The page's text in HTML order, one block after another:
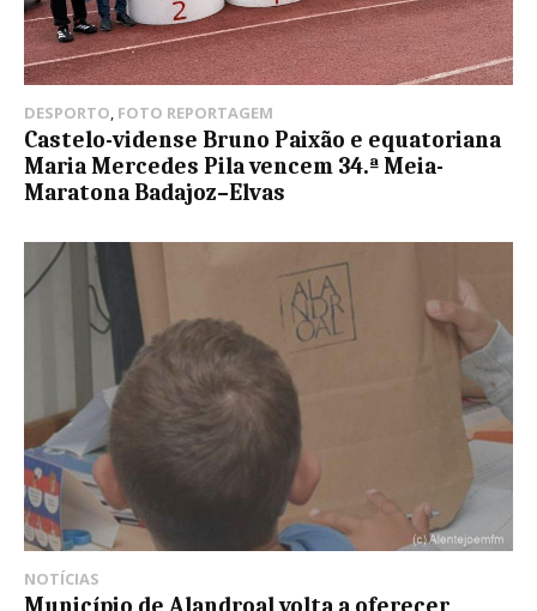
DESPORTO, FOTO REPORTAGEM
Castelo-vidense Bruno Paixão e equatoriana
Maria Mercedes Pila vencem 34.ª Meia-
Maratona Badajoz–Elvas
NOTÍCIAS
Município de Alandroal volta a oferecer